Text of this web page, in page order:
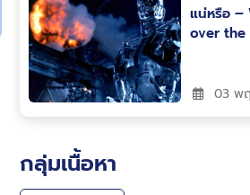
แน่หรือ –
over the
03 พ
กลุ่มเนื้อหา